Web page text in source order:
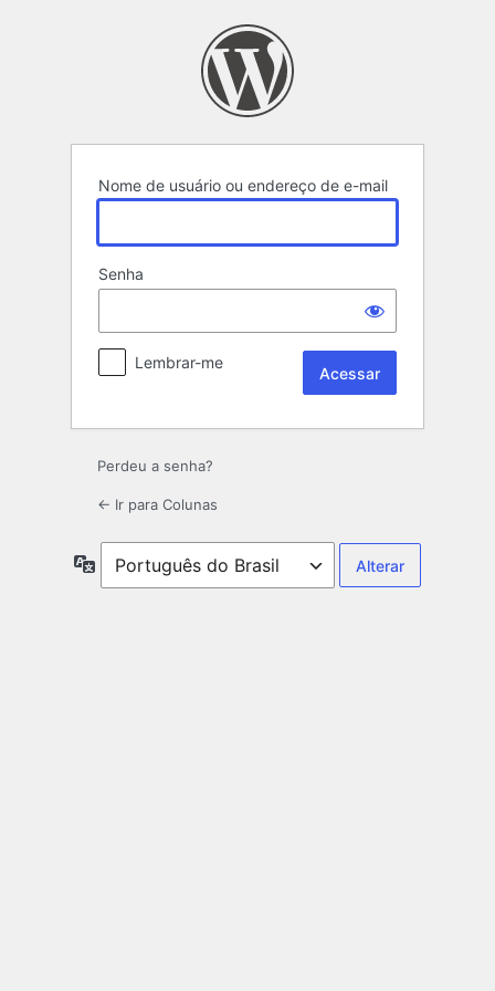
Nome de usuário ou endereço de e-mail
Senha
Lembrar-me
Perdeu a senha?
← Ir para Colunas
Idioma